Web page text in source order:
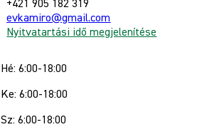
+421 905 182 319
evkamiro@gmail.com
Nyitvatartási idő megjelenítése
Hé: 6:00-18:00
Ke: 6:00-18:00
Sz: 6:00-18:00